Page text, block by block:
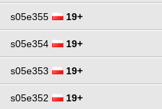
s05e355 19+
s05e354 19+
s05e353 19+
s05e352 19+